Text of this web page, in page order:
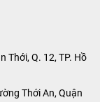
Thới, Q. 12, TP. Hồ
Thới An, Quận